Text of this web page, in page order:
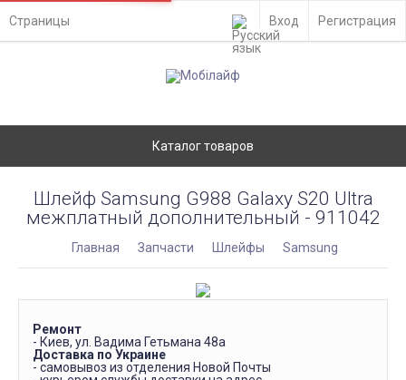
Страницы Вход Регистрация
Каталог товаров
Шлейф Samsung G988 Galaxy S20 Ultra
межплатный дополнительный - 911042
Главная Запчасти Шлейфы Samsung
Ремонт
- Киев, ул. Вадима Гетьмана 48а
Доставка по Украине
- самовывоз из отделения Новой Почты